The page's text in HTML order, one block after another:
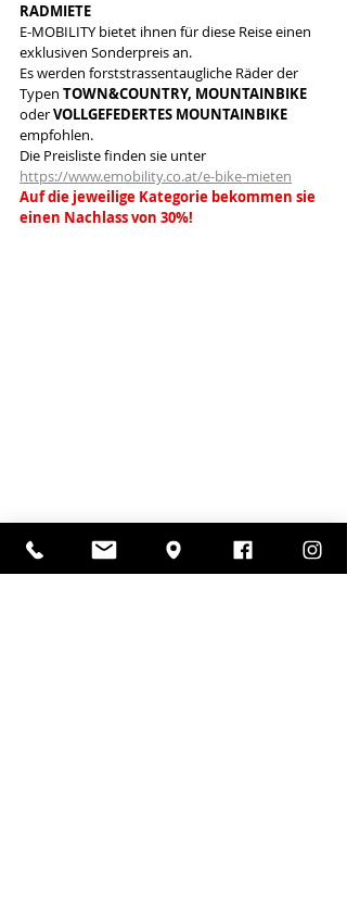
RADMIETE
E-MOBILITY bietet ihnen für diese Reise einen
exklusiven Sonderpreis an.
Es werden forststrassentaugliche Räder der
Typen TOWN&COUNTRY, MOUNTAINBIKE
oder VOLLGEFEDERTES MOUNTAINBIKE
empfohlen.
Die Preisliste finden sie unter
https://www.emobility.co.at/e-bike-mieten
Auf die jeweilige Kategorie bekommen sie
einen Nachlass von 30%!